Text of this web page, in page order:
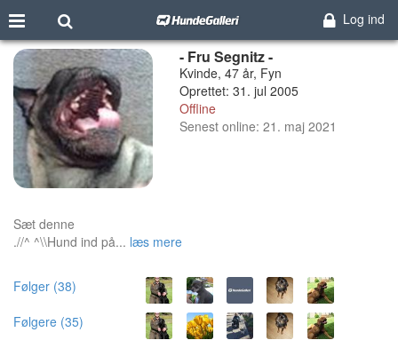
Log ind
- Fru Segnitz -
Kvinde, 47 år, Fyn
Oprettet: 31. jul 2005
Offline
Senest online: 21. maj 2021
Sæt denne
.//^ ^\\Hund ind på... læs mere
Følger (38)
Følgere (35)